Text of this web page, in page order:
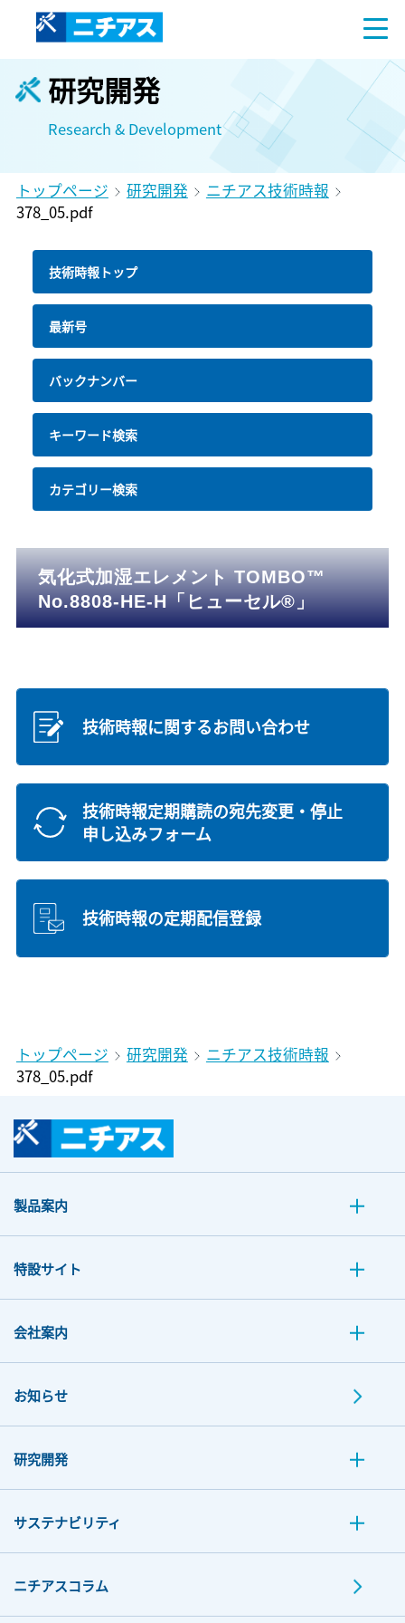
研究開発
Research & Development
トップページ 研究開発
ニチアス技術時報
378_05.pdf
技術時報トップ
最新号
バックナンバー
キーワード検索
カテゴリー検索
気化式加湿エレメント TOMBO™
No.8808-HE-H「ヒューセル®」
技術時報に関するお問い合わせ
技術時報定期購読の宛先変更・停止
申し込みフォーム
技術時報の定期配信登録
トップページ 研究開発
ニチアス技術時報
378_05.pdf
製品案内
特設サイト
会社案内
お知らせ
研究開発
サステナビリティ
ニチアスコラム